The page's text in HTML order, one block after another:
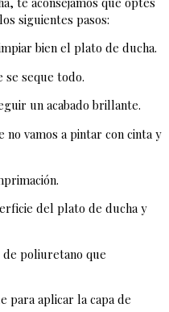
siguientes pasos:
bien el plato de ducha.
se seque todo.
un acabado brillante.
vamos a pintar con cinta y
del plato de ducha y
de poliuretano que
para aplicar la capa de